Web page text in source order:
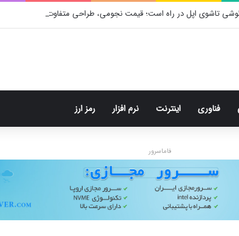
تاشوی اپل در راه است؛ قیمت نجومی، طراحی متفاوت و زمان رونمایی
فناوری اینترنت نرم افزار رمز ارز
فاماسرور